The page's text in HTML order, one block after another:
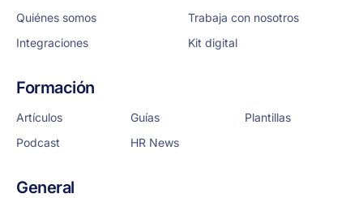
Quiénes somos
Trabaja con nosotros
Integraciones
Kit digital
Formación
Artículos Guías
Plantillas
Podcast
HR News
General